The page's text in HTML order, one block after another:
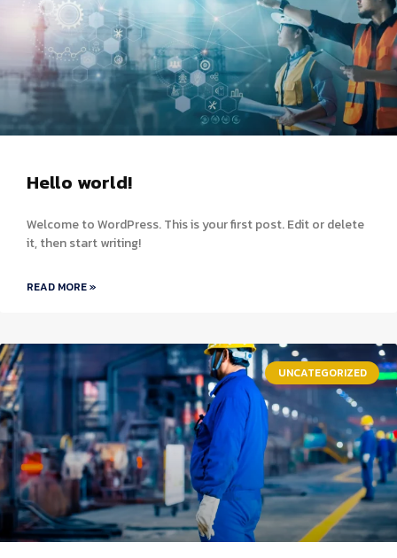
Hello world!
Welcome to WordPress. This is your first post. Edit or delete
it, then start writing!
READ MORE »
UNCATEGORIZED